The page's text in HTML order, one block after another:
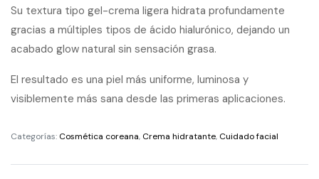
Su textura tipo gel-crema ligera hidrata profundamente
gracias a múltiples tipos de ácido hialurónico, dejando un
acabado glow natural sin sensación grasa.
El resultado es una piel más uniforme, luminosa y
visiblemente más sana desde las primeras aplicaciones.
Categorías: Cosmética coreana, Crema hidratante, Cuidado facial